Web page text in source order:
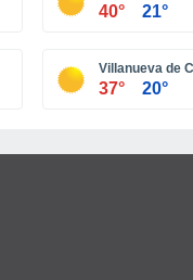
40° 21°
Villanueva de
37° 20°